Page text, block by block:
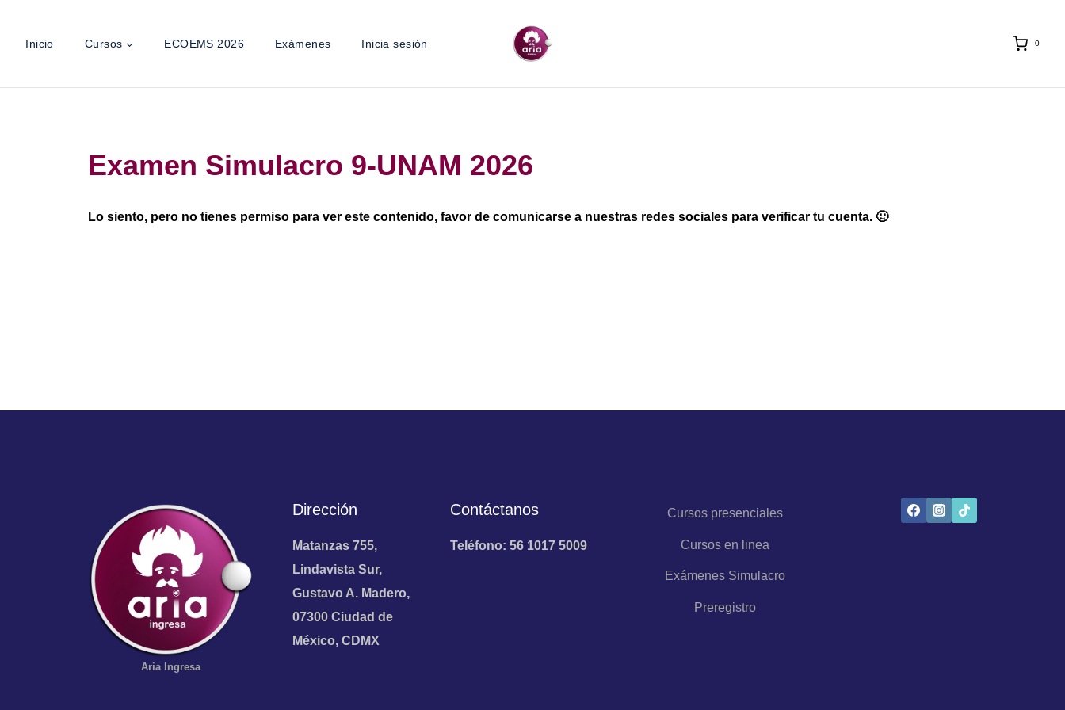
Inicio Cursos ECOEMS 2026 Exámenes Inicia sesión 0
Examen Simulacro 9-UNAM 2026
Lo siento, pero no tienes permiso para ver este contenido, favor de comunicarse a nuestras redes sociales para verificar tu cuenta. 🙂
Aria Ingresa
Dirección
Matanzas 755,
Lindavista Sur,
Gustavo A. Madero,
07300 Ciudad de
México, CDMX
Contáctanos
Teléfono: 56 1017 5009
Cursos presenciales
Cursos en linea
Exámenes Simulacro
Preregistro